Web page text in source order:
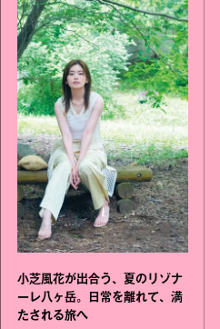
小芝風花が出合う、夏のリゾナ
ーレ八ヶ岳。日常を離れて、満
たされる旅へ